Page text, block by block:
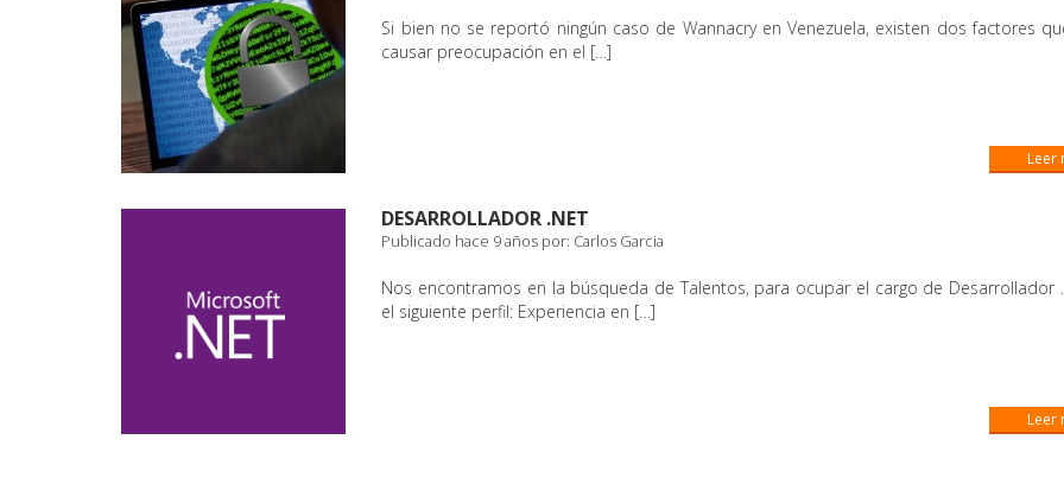
Si bien no se reportó ningún caso de Wannacry en Venezuela, existen dos factores
causar preocupación en el […]
Leer
DESARROLLADOR .NET
Publicado hace 9 años por: Carlos Garcia
Nos encontramos en la búsqueda de Talentos, para ocupar el cargo de Desarrollador
el siguiente perfil: Experiencia en […]
Leer